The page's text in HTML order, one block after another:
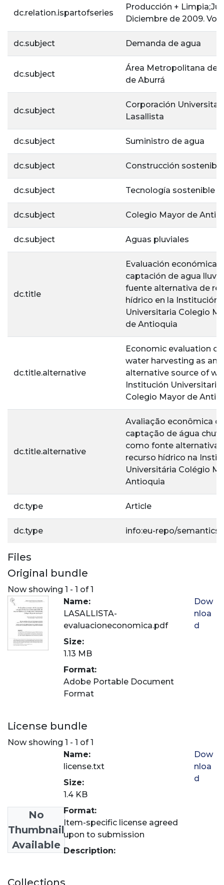
dc.relation.ispartofseries
Producción +
Diciembre de 2009.
dc.subject Demanda de agua
dc.subject
Área Metropolitana del
de Aburrá
dc.subject
Corporación
Lasallista
dc.subject Suministro de agua
dc.subject Construcción sostenible
dc.subject Tecnología sostenible
dc.subject Colegio Mayor de
dc.subject Aguas pluviales
dc.title
Evaluación económica
captación de agua
fuente alternativa de
hídrico en la Institución
Universitaria Colegio
de Antioquia
dc.title.alternative
Economic evaluation of
water harvesting as an
alternative source of
Institución Universitaria
Colegio Mayor de
dc.title.alternative
Avaliação econômica
captação de água
como fonte alternativa
recurso hídrico na
Universitária Colégio
Antioquia
dc.type Article
dc.type info:eu-repo/
Files
Original bundle
Now showing 1 - 1 of 1
Name:
LASALLISTA-
evaluacioneconomica.pdf
Size:
1.13 MB
Format:
Adobe Portable Document
Format
Dow
nloa
d
License bundle
Now showing 1 - 1 of 1
No
Thumbnail
Available
Name:
license.txt
Size:
1.4 KB
Format:
Item-specific license agreed
upon to submission
Description:
Dow
nloa
d
Collections